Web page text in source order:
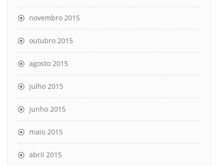
novembro 2015
outubro 2015
agosto 2015
julho 2015
junho 2015
maio 2015
abril 2015